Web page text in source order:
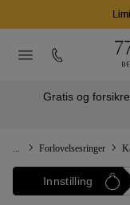
Gratis og
Forlovelsesringer
Innstilling